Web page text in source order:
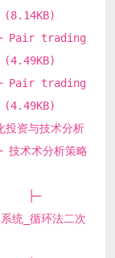
(8.14KB)
trading
(4.49KB)
trading
(4.49KB)
技术分析
析策略
统_循环法二次